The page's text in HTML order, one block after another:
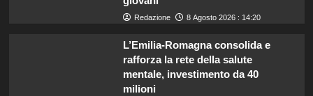
Redazione 8 Agosto 2026 : 14:20
L’Emilia-Romagna consolida e
rafforza la rete della salute
mentale, investimento da 40
milioni